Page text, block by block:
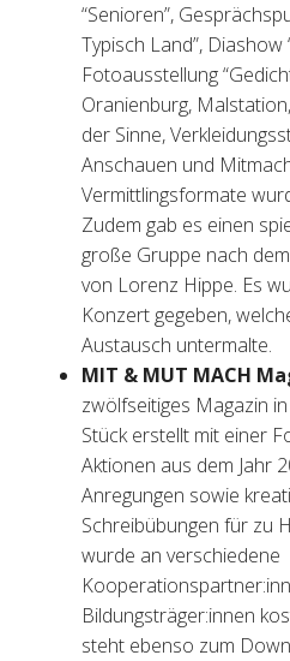
“Senioren”,
Typisch Land”,
Fotoausstellung
Oranienburg,
der Sinne,
Anschauen und
Vermittlingsformate
Zudem gab es einen
große Gruppe nach
von Lorenz Hippe. Es
Konzert gegeben,
Austausch untermalte.
MIT & MUT MACH
zwölfseitiges Magazin
Stück erstellt mit einer
Aktionen aus dem Jahr
Anregungen sowie
Schreibübungen für zu
wurde an verschiedene
Bildungsträger:innen
steht ebenso zum